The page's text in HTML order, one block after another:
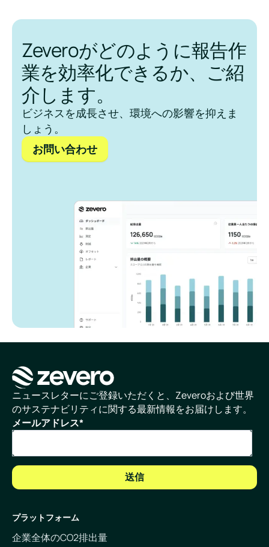
Zeveroがどのように報告作
業を効率化できるか、ご紹
介します。
ビジネスを成長させ、環境への影響を抑えま
しょう。
お問い合わせ
ホームページ
ニュースレターにご登録いただくと、Zeveroおよび世界
のサステナビリティに関する最新情報をお届けします。
メールアドレス*
プラットフォーム
企業全体のCO2排出量